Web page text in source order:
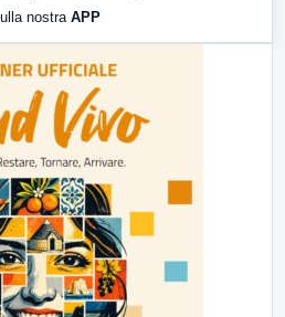
nostra APP